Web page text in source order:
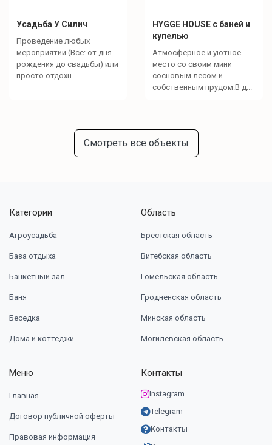
Усадьба У Силич
Проведение любых
мероприятий (Все: от дня
рождения до свадьбы) или
просто отдохн...
HYGGE HOUSE с баней и
купелью
Атмосферное и уютное
место со своим мини
сосновым лесом и
собственным прудом.В д...
Смотреть все объекты
Категории
Агроусадьба
База отдыха
Банкетный зал
Баня
Беседка
Дома и коттеджи
Область
Брестская область
Витебская область
Гомельская область
Гродненская область
Минская область
Могилевская область
Меню
Главная
Договор публичной оферты
Правовая информация
Контакты
Instagram
Telegram
Контакты